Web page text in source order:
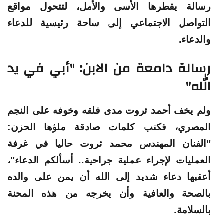
رسالة يقطرها الأسى والأمل، لتتحول مواقع
التواصل الاجتماعي إلى ساحة رئيسية للدعاء
والدعاء.
رسالة دامعة من الابن: "أبي في يد
الله"
ولم يخف أحمد ثروت مدى قلقه وخوفه على النجم
المصري، فكتب كلمات صادقة ملؤها الحزن:
"الفنان المهندس محمد ثروت حاليا في غرفة
العمليات لإجراء عملية جراحية.. أسألكم الدعاء"،
أعقبها دعاء شديد إلى الله أن يمن على والده
بالصحة والعافية وأن يخرجه من هذه المحنة
بالسلامة.